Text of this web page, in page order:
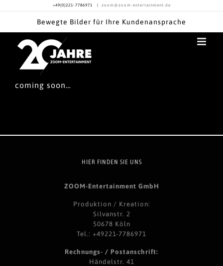
to
+49(0)221-7786971 zoom@zoom-entertainment.de
Bewegte Bilder für Ihre Kundenansprache
coming soon…
HIER FINDEN SIE UNS
ZOOM-Entertainment GmbH
Produktion / Kreation:
Silvanstr. 2
50678 Köln
Tel.: +49221-7786971
Rechnungs- / Postanschrift:
Händelstr. 41